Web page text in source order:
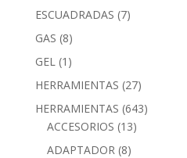
ESCUADRADAS (7)
GAS (8)
GEL (1)
HERRAMIENTAS (27)
HERRAMIENTAS (643)
ACCESORIOS (13)
ADAPTADOR (8)